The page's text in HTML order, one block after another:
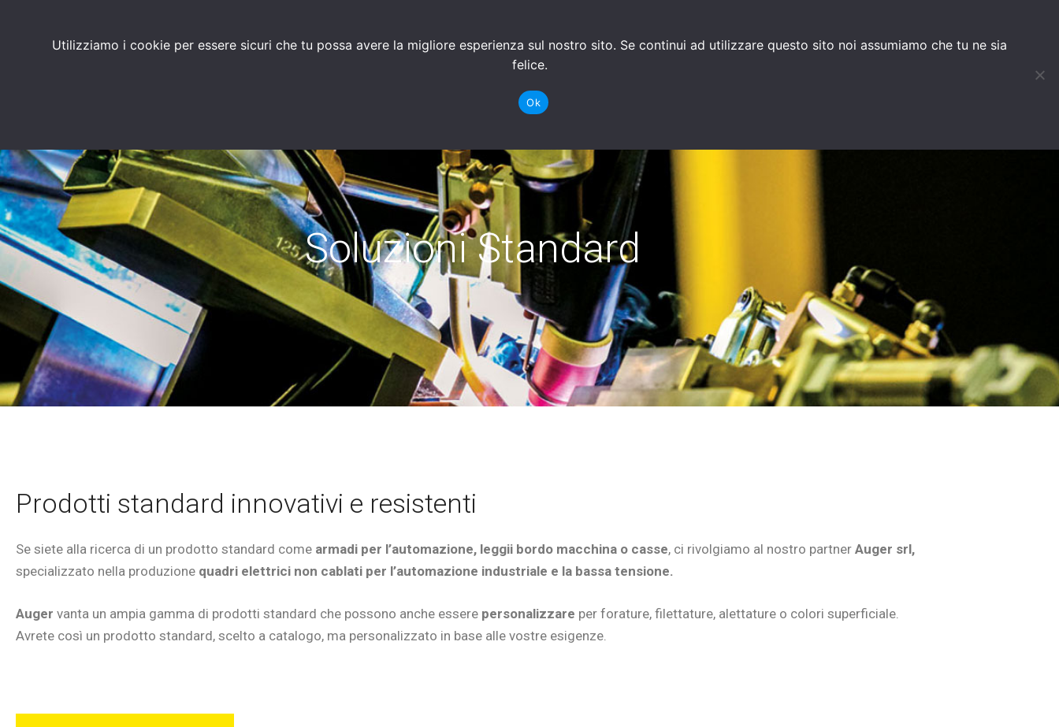
CHI SIAMO PRODOTTI PRIVIUS LAB CONTATTI AGENZIE PARTNER SOLUZIONI STANDARD BLOG
Soluzioni Standard
Prodotti standard innovativi e resistenti
Se siete alla ricerca di un prodotto standard come armadi per l’automazione, leggii bordo macchina o casse, ci rivolgiamo al nostro partner Auger srl,
specializzato nella produzione quadri elettrici non cablati per l’automazione industriale e la bassa tensione.
Auger vanta un ampia gamma di prodotti standard che possono anche essere personalizzare per forature, filettature, alettature o colori superficiale.
Avrete così un prodotto standard, scelto a catalogo, ma personalizzato in base alle vostre esigenze.
Utilizziamo i cookie per essere sicuri che tu possa avere la migliore esperienza sul nostro sito. Se continui ad utilizzare questo sito noi assumiamo che tu ne sia
felice.
Ok